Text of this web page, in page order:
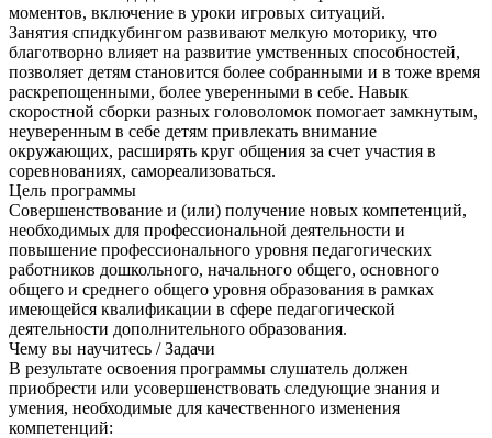
моментов, включение в уроки игровых ситуаций.
Занятия спидкубингом развивают мелкую моторику, что
благотворно влияет на развитие умственных способностей,
позволяет детям становится более собранными и в тоже время
раскрепощенными, более уверенными в себе. Навык
скоростной сборки разных головоломок помогает замкнутым,
неуверенным в себе детям привлекать внимание
окружающих, расширять круг общения за счет участия в
соревнованиях, самореализоваться.
Цель программы
Совершенствование и (или) получение новых компетенций,
необходимых для профессиональной деятельности и
повышение профессионального уровня педагогических
работников дошкольного, начального общего, основного
общего и среднего общего уровня образования в рамках
имеющейся квалификации в сфере педагогической
деятельности дополнительного образования.
Чему вы научитесь / Задачи
В результате освоения программы слушатель должен
приобрести или усовершенствовать следующие знания и
умения, необходимые для качественного изменения
компетенций: